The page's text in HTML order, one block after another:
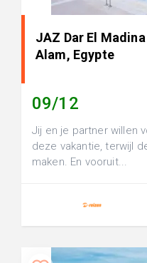
JAZ Dar El
Alam, Egypte
09/12
Jij en je partner willen
deze vakantie, terwijl
maken. En vooruit...